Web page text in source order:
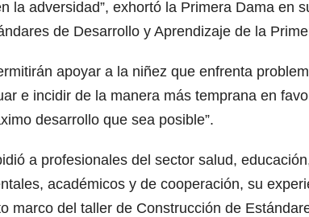
la adversidad”, exhortó la Primera Dama en
de Desarrollo y Aprendizaje de la
apoyar a la niñez que enfrenta
e incidir de la manera más temprana en
desarrollo que sea posible”.
a profesionales del sector salud,
académicos y de cooperación, su
marco del taller de Construcción de